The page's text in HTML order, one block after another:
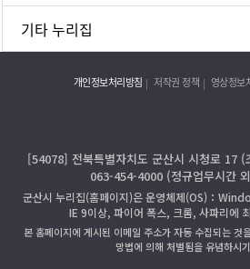
기타 누리집
개인정보처리방침 저작권 정책 영상정보
[54078] 전북특별자치도 군산시 시청로 17 (
063-454-4000 (정규업무시간
군산시 누리집(홈페이지)은 운영체제(OS)：
IE 9이상, 파이어 폭스, 크롬, 사파리에
본 홈페이지에 게시된 이메일 주소가 자동 수집되는 것
망법에 의해 처벌됨을 유념하시